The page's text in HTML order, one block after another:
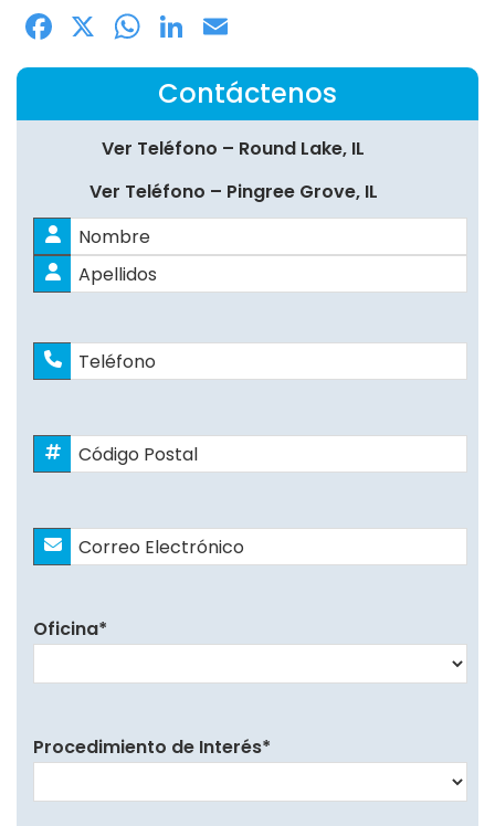
Facebook
X WhatsApp
LinkedIn
Contáctenos
Ver Teléfono – Round Lake, IL
Ver Teléfono – Pingree Grove, IL
Nombre*
Nombres
Teléfono
Código
Postal
*
Correo
Electrónico
*
Oficina*
Procedimiento de Interés*